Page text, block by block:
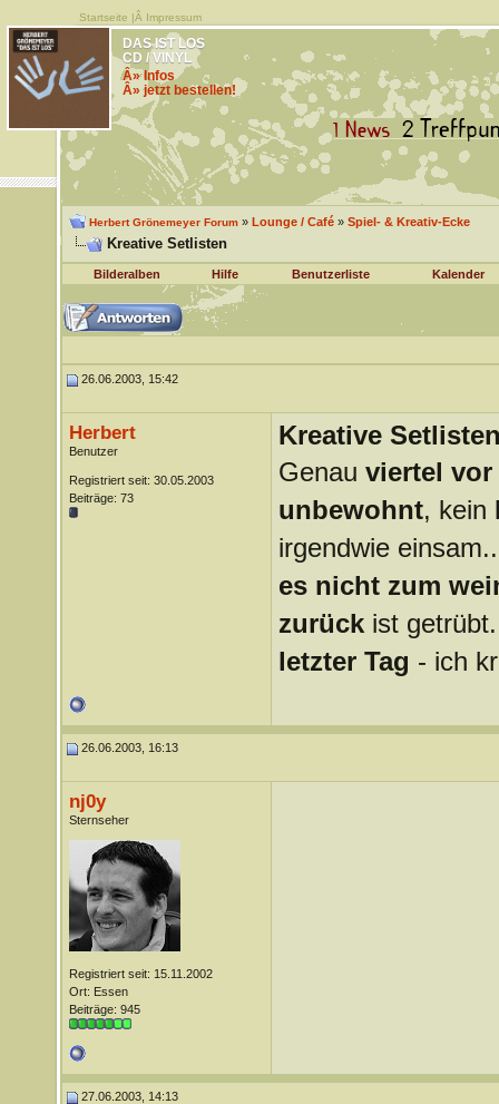
Startseite |Â Impressum
DAS IST LOS
CD / VINYL
Â» Infos
Â» jetzt bestellen!
Herbert Grönemeyer Forum» Lounge / Café» Spiel- & Kreativ-Ecke
Kreative Setlisten
Bilderalben Hilfe Benutzerliste Kalender
26.06.2003, 15:42
Herbert
Benutzer
Registriert seit: 30.05.2003
Beiträge: 73
Kreative
Genau viertel vor
unbewohnt, kein
irgendwie
es nicht zum
zurückist
letzter Tag - ich
26.06.2003, 16:13
nj0y
Sternseher
Registriert seit: 15.11.2002
Ort: Essen
Beiträge: 945
27.06.2003, 14:13